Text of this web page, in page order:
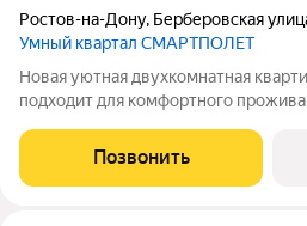
Ростов-на-Дону, Берберовская
Умный квартал СМАРТПОЛЕТ
Новая уютная двухкомнатная
подходит для комфортного
квартиру можно заказать вкусный
сети ресторанов Сицилия! (вся
Позвонить